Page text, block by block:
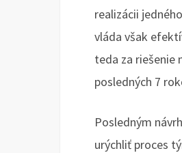
realizácii
vláda však
teda za riešenie
posledných 7
Posledným
urýchliť proces